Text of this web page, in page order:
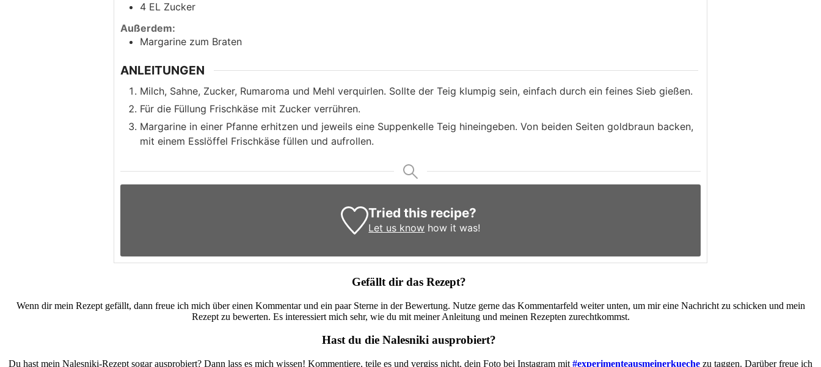
4 EL Zucker
Außerdem:
Margarine zum Braten
ANLEITUNGEN
Milch, Sahne, Zucker, Rumaroma und Mehl verquirlen. Sollte der Teig klumpig sein, einfach durch ein feines Sieb gießen.
Für die Füllung Frischkäse mit Zucker verrühren.
Margarine in einer Pfanne erhitzen und jeweils eine Suppenkelle Teig hineingeben. Von beiden Seiten goldbraun backen,
mit einem Esslöffel Frischkäse füllen und aufrollen.
Tried this recipe?
Let us know how it was!
Gefällt dir das Rezept?
Wenn dir mein Rezept gefällt, dann freue ich mich über einen Kommentar und ein paar Sterne in der Bewertung. Nutze gerne das Kommentarfeld weiter unten, um mir eine Nachricht zu schicken und mein
Rezept zu bewerten. Es interessiert mich sehr, wie du mit meiner Anleitung und meinen Rezepten zurechtkommst.
Hast du die Nalesniki ausprobiert?
Du hast mein Nalesniki-Rezept sogar ausprobiert? Dann lass es mich wissen! Kommentiere, teile es und vergiss nicht, dein Foto bei Instagram mit #experimenteausmeinerkueche zu taggen. Darüber freue ich